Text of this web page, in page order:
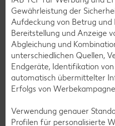
Glutenfreie Rezepte
Wer auf Gluten verzichtet,
mit unseren glutenfreien
Gewährleistung der
Aufdeckung von Betrug und
Bereitstellung und Anzeige
Abgleichung und
unterschiedlichen Quellen,
Endgeräte, Identifikation
automatisch übermittelter
Erfolgs von
Verwendung genauer
Profilen für personalisierte